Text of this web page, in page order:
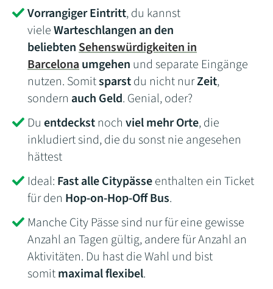
Vorrangiger Eintritt, du kannst
vieleWarteschlangen an den
beliebtenSehenswürdigkeiten in
Barcelonaumgehen und separate Eingänge
nutzen. Somitsparstdu nicht nurZeit,
sondern auch Geld. Genial, oder?
Du entdeckstnoch viel mehr Orte, die
inkludiert sind, die du sonst nie angesehen
hättest
Ideal: Fast alle Citypässeenthalten ein Ticket
für den Hop-on-Hop-Off Bus.
Manche City Pässe sind nur für eine gewisse
Anzahl an Tagen gültig, andere für Anzahl an
Aktivitäten. Du hast die Wahl und bist
somitmaximal flexibel.